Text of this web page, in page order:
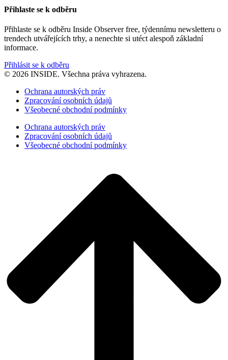
Přihlaste se k odběru
Přihlaste se k odběru Inside Observer free, týdennímu newsletteru o
trendech utvářejících trhy, a nenechte si utéct alespoň základní
informace.
Přihlásit se k odběru
© 2026 INSIDE. Všechna práva vyhrazena.
Ochrana autorských práv
Zpracování osobních údajů
Všeobecné obchodní podmínky
Ochrana autorských práv
Zpracování osobních údajů
Všeobecné obchodní podmínky